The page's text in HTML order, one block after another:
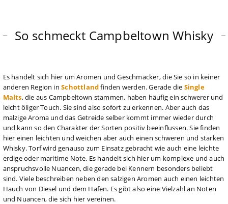
So schmeckt Campbeltown Whisky
Es handelt sich hier um Aromen und Geschmäcker, die Sie so in keiner
anderen Region inSchottlandfinden werden. Gerade die Single
Malts, die aus Campbeltown stammen, haben häufig ein schwerer und
leicht öliger Touch. Sie sind also sofort zu erkennen. Aber auch das
malzige Aroma und das Getreide selber kommt immer wieder durch
und kann so den Charakter der Sorten positiv beeinflussen. Sie finden
hier einen leichten und weichen aber auch einen schweren und starken
Whisky. Torf wird genauso zum Einsatz gebracht wie auch eine leichte
erdige oder maritime Note. Es handelt sich hier um komplexe und auch
anspruchsvolle Nuancen, die gerade bei Kennern besonders beliebt
sind. Viele beschreiben neben den salzigen Aromen auch einen leichten
Hauch von Diesel und dem Hafen. Es gibt also eine Vielzahl an Noten
und Nuancen, die sich hier vereinen.